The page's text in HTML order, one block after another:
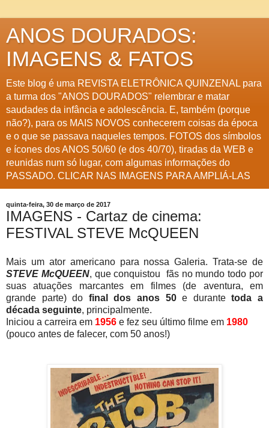
ANOS DOURADOS:
IMAGENS & FATOS
Este blog é uma REVISTA ELETRÔNICA QUINZENAL para
a turma dos "ANOS DOURADOS" relembrar e matar
saudades da infância e adolescência. E, também (porque
não?), para os MAIS NOVOS conhecerem coisas da época
e o que se passava naqueles tempos. FOTOS dos símbolos
e ícones dos ANOS 50/60 (e dos 40/70), tiradas da WEB e
reunidas num só lugar, com algumas informações do
PASSADO. CLICAR NAS IMAGENS PARA AMPLIÁ-LAS
quinta-feira, 30 de março de 2017
IMAGENS - Cartaz de cinema:
FESTIVAL STEVE McQUEEN
Mais um ator americano para nossa Galeria. Trata-se de
STEVE McQUEEN, que conquistou fãs no mundo todo por
suas atuações marcantes em filmes (de aventura, em
grande parte) do final dos anos 50e durantetoda a
década seguinte, principalmente.
Iniciou a carreira em 1956 e fez seu último filme em 1980
(pouco antes de falecer, com 50 anos!)